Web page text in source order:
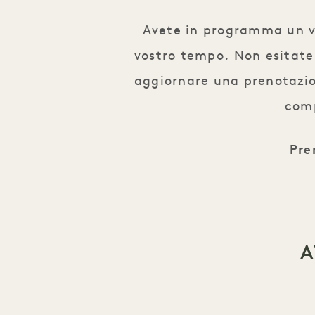
Avete in programma un
vostro tempo. Non
aggiornare una